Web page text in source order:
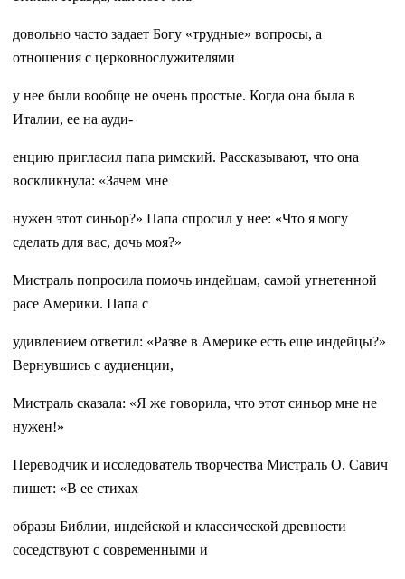
довольно часто задает Богу «трудные» вопросы, а
отношения с церковнослужителями
у нее были вообще не очень простые. Когда она была в
Италии, ее на ауди-
енцию пригласил папа римский. Рассказывают, что она
воскликнула: «Зачем мне
нужен этот синьор?» Папа спросил у нее: «Что я могу
сделать для вас, дочь моя?»
Мистраль попросила помочь индейцам, самой угнетенной
расе Америки. Папа с
удивлением ответил: «Разве в Америке есть еще индейцы?»
Вернувшись с аудиенции,
Мистраль сказала: «Я же говорила, что этот синьор мне не
нужен!»
Переводчик и исследователь творчества Мистраль О. Савич
пишет: «В ее стихах
образы Библии, индейской и классической древности
соседствуют с современными и